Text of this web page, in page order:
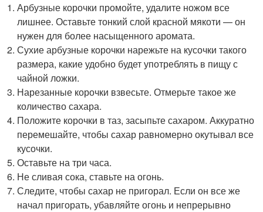
Арбузные корочки промойте, удалите ножом все
лишнее. Оставьте тонкий слой красной мякоти — он
нужен для более насыщенного аромата.
Сухие арбузные корочки нарежьте на кусочки такого
размера, какие удобно будет употреблять в пищу с
чайной ложки.
Нарезанные корочки взвесьте. Отмерьте такое же
количество сахара.
Положите корочки в таз, засыпьте сахаром. Аккуратно
перемешайте, чтобы сахар равномерно окутывал все
кусочки.
Оставьте на три часа.
Не сливая сока, ставьте на огонь.
Следите, чтобы сахар не пригорал. Если он все же
начал пригорать, убавляйте огонь и непрерывно